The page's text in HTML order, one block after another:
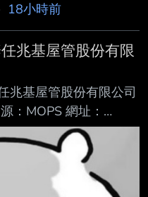
18小時前
兆基屋管股份有限
兆基屋管股份有限公司
：MOPS 網址：
mops/#/web/t146sb
文： 1.事實發生
:宏碁股份有限公司 3.
或子公司):本公司 4.相